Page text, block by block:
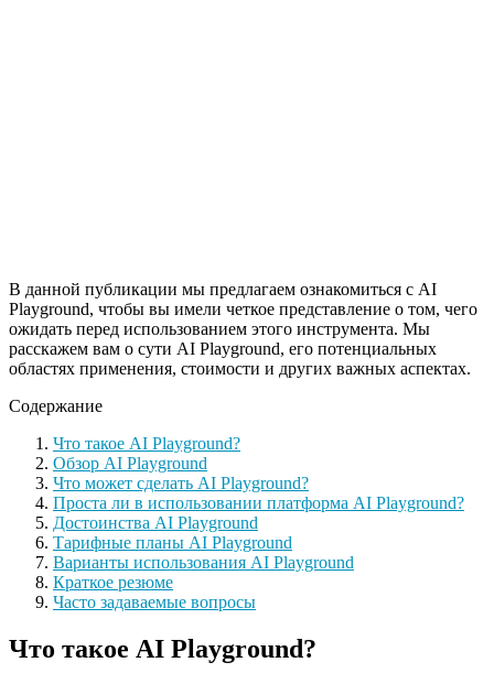
В данной публикации мы предлагаем ознакомиться с AI
Playground, чтобы вы имели четкое представление о том, чего
ожидать перед использованием этого инструмента. Мы
расскажем вам о сути AI Playground, его потенциальных
областях применения, стоимости и других важных аспектах.
Содержание
Что такое AI Playground?
Обзор AI Playground
Что может сделать AI Playground?
Проста ли в использовании платформа AI Playground?
Достоинства AI Playground
Тарифные планы AI Playground
Варианты использования AI Playground
Краткое резюме
Часто задаваемые вопросы
Что такое AI Playground?